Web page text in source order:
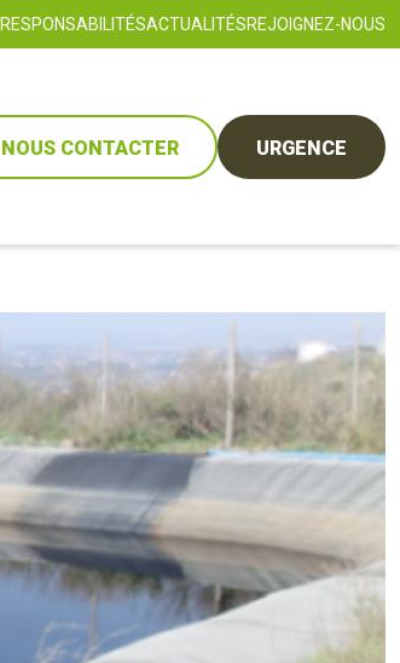
RESPONSABILITÉSACTUALITÉSREJOIGNEZ-NOUS
NOUS CONTACTER URGENCE